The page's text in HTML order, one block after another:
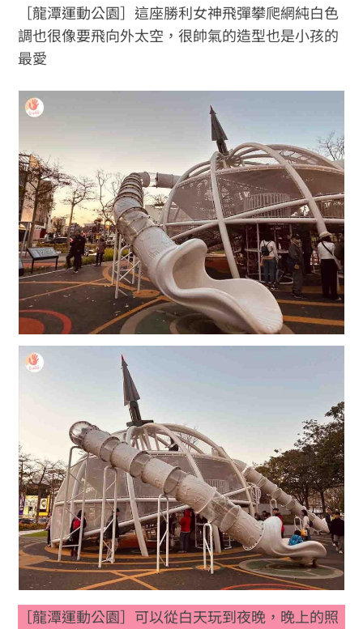
［龍潭運動公園］這座勝利女神飛彈攀爬網純白色
調也很像要飛向外太空，很帥氣的造型也是小孩的
最愛
［龍潭運動公園］可以從白天玩到夜晚，晚上的照